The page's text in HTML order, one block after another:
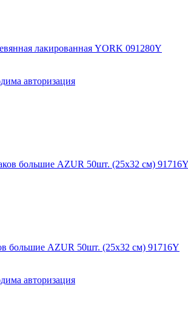
лакированная YORK 091280Y
авторизация
большие AZUR 50шт. (25х32 см) 91716Y
авторизация